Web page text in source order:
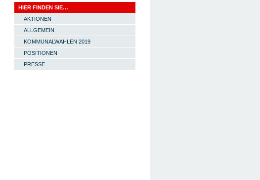
HIER FINDEN SIE…
AKTIONEN
ALLGEMEIN
KOMMUNALWAHLEN 2019
POSITIONEN
PRESSE